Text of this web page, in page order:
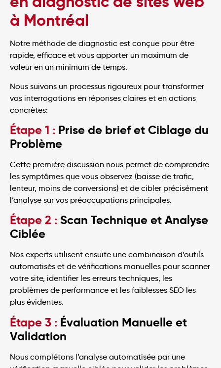
à Montréal
Notre méthode de diagnostic est conçue pour être
rapide, efficace et vous apporter un maximum de
valeur en un minimum de temps.
Nous suivons un processus rigoureux pour transformer
vos interrogations en réponses claires et en actions
concrètes:
Étape 1 : Prise de brief et Ciblage du
Problème
Cette première discussion nous permet de comprendre
les symptômes que vous observez (baisse de trafic,
lenteur, moins de conversions) et de cibler précisément
l’analyse sur vos préoccupations principales.
Étape 2 : Scan Technique et Analyse
Ciblée
Nos experts utilisent ensuite une combinaison d’outils
automatisés et de vérifications manuelles pour scanner
votre site, identifier les erreurs techniques, les
problèmes de performance et les faiblesses SEO les
plus évidentes.
Étape 3 : Évaluation Manuelle et
Validation
Nous complétons l’analyse automatisée par une